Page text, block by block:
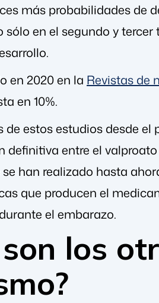
más probabilidades de
en el segundo y
en 2020 en la Revistas de
en 10%.
de estos estudios desde
definitiva entre el
han realizado hasta
que producen el
el embarazo.
son los